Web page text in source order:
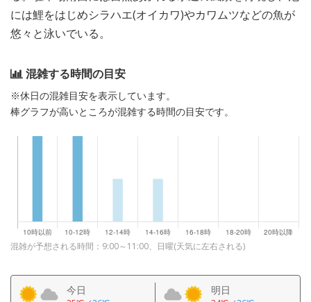
には鯉をはじめシラハエ(オイカワ)やカワムツなどの魚が
悠々と泳いでいる。
混雑する時間の目安
※休日の混雑目安を表示しています。
棒グラフが高いところが混雑する時間の目安です。
混雑が予想される時間：9:00～11:00、日曜(天気に左右される)
今日 明日